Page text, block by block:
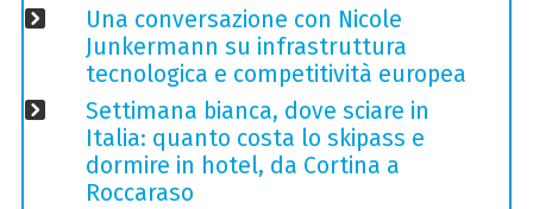
Una conversazione con Nicole
Junkermann su infrastruttura
tecnologica e competitività europea
Settimana bianca, dove sciare in
Italia: quanto costa lo skipass e
dormire in hotel, da Cortina a
Roccaraso